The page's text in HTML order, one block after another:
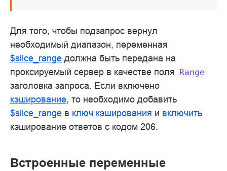
Для того, чтобы подзапрос вернул
необходимый диапазон, переменная
$slice_range должна быть передана на
проксируемый сервер в качестве поля Range
заголовка запроса. Если включено
кэширование, то необходимо добавить
$slice_range в ключ кэширования и включить
кэширование ответов с кодом 206.
Встроенные переменные